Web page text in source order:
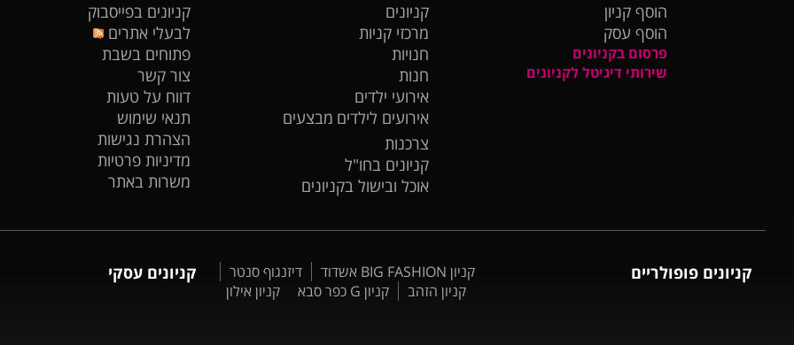
הוסף קניון
הוסף עסק
פרסום בקניונים
שירותי דיגיטל לקניונים
קניונים
מרכזי קניות
חנויות
חנות
אירועי ילדים
אירועים לילדים מבצעים
צרכנות
קניונים בחו"ל
אוכל ובישול בקניונים
קניונים בפייסבוק
לבעלי אתרים
פתוחים בשבת
צור קשר
דווח על טעות
תנאי שימוש
הצהרת נגישות
מדיניות פרטיות
משרות באתר
קניונים פופולריים קניון BIG FASHION אשדוד
דיזנגוף סנטר
קניון הזהב
קניון G כפר סבא קניון אילון
קניונים עסקי